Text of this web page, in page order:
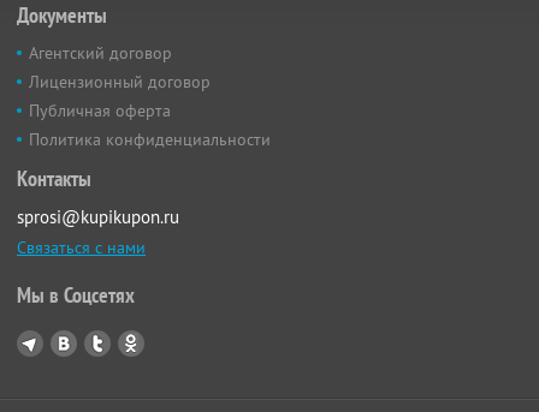
Документы
Агентский договор
Лицензионный договор
Публичная оферта
Политика конфиденциальности
Контакты
sprosi@kupikupon.ru
Связаться с нами
Мы в Соцсетях